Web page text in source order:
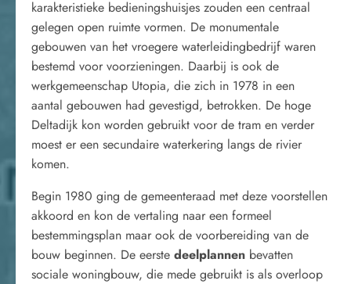
karakteristieke bedieningshuisjes zouden een centraal
gelegen open ruimte vormen. De monumentale
gebouwen van het vroegere waterleidingbedrijf waren
bestemd voor voorzieningen. Daarbij is ook de
werkgemeenschap Utopia, die zich in 1978 in een
aantal gebouwen had gevestigd, betrokken. De hoge
Deltadijk kon worden gebruikt voor de tram en verder
moest er een secundaire waterkering langs de rivier
komen.
Begin 1980 ging de gemeenteraad met deze voorstellen
akkoord en kon de vertaling naar een formeel
bestemmingsplan maar ook de voorbereiding van de
bouw beginnen. De eerste deelplannen bevatten
sociale woningbouw, die mede gebruikt is als overloop